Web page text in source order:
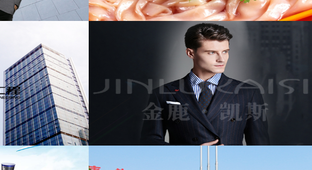
江 网站网站建设企业 青羊区网络品牌打造数字营销
系统 金牛区网上品牌打造数字营销广告 成都市网络
运营推广制作 邛崃seo优化推广全网整合营销怎么做
邛崃seo优化推广公司哪家好
推广全网整合营销怎么做
全网营销 seo优化推广哪家
seo优化推广公司 邛崃seo优化
大邑网站建设 包屑导航 大邑网站建设